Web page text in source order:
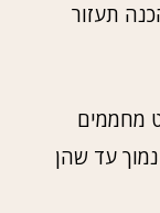
תעזור
מחממים
עד שהן